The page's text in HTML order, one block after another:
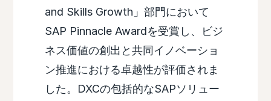
and Skills Growth」部門において
SAP Pinnacle Awardを受賞し、ビジ
ネス価値の創出と共同イノベーショ
ン推進における卓越性が評価されま
した。DXCの包括的なSAPソリュー